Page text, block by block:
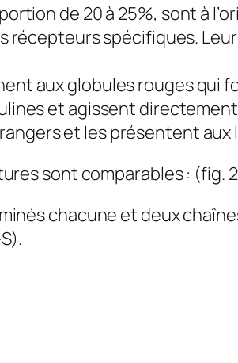
de 20 à 25%, sont à
récepteurs spécifiques.
aux globules rouges qui
et agissent
et les présentent aux
sont comparables : (fig.
chacune et deux